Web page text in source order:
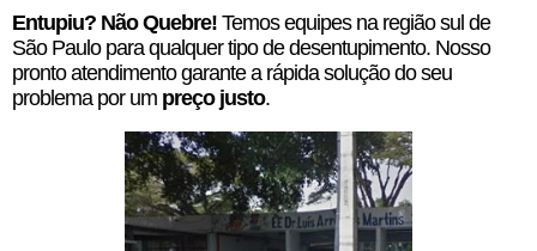
Entupiu? Não Quebre! Temos equipes na região sul de
São Paulo para qualquer tipo de desentupimento. Nosso
pronto atendimento garante a rápida solução do seu
problema por um preço justo.